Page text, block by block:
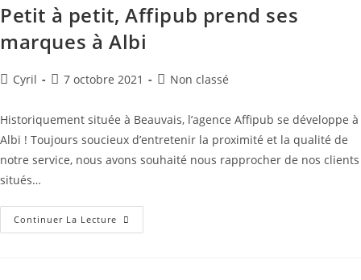
Petit à petit, Affipub prend ses
marques à Albi
Cyril 7 octobre 2021 Non classé
Historiquement située à Beauvais, l’agence Affipub se développe à
Albi ! Toujours soucieux d’entretenir la proximité et la qualité de
notre service, nous avons souhaité nous rapprocher de nos clients
situés…
Continuer La Lecture